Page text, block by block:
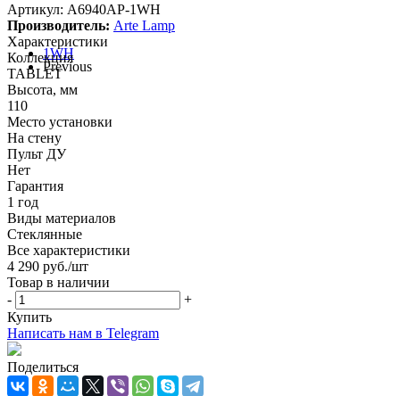
Previous
Артикул: A6940AP-1WH
Производитель: Arte Lamp
Характеристики
Коллекция
TABLET
Высота, мм
110
Место установки
На стену
Пульт ДУ
Нет
Гарантия
1 год
Виды материалов
Стеклянные
Все характеристики
4 290 руб./шт
Товар в наличии
-
+
Купить
Написать нам в Telegram
Поделиться